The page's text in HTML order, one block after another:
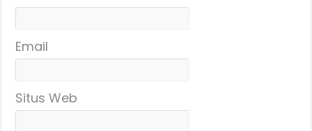
Email
Situs Web